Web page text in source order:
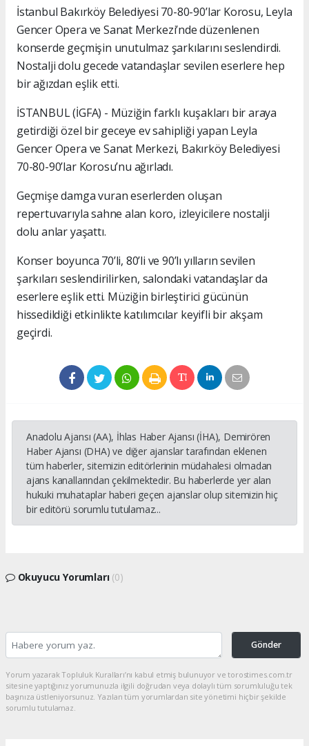
İstanbul Bakırköy Belediyesi 70-80-90’lar Korosu, Leyla
Gencer Opera ve Sanat Merkezi’nde düzenlenen
konserde geçmişin unutulmaz şarkılarını seslendirdi.
Nostalji dolu gecede vatandaşlar sevilen eserlere hep
bir ağızdan eşlik etti.
İSTANBUL (İGFA) - Müziğin farklı kuşakları bir araya
getirdiği özel bir geceye ev sahipliği yapan Leyla
Gencer Opera ve Sanat Merkezi, Bakırköy Belediyesi
70-80-90’lar Korosu’nu ağırladı.
Geçmişe damga vuran eserlerden oluşan
repertuvarıyla sahne alan koro, izleyicilere nostalji
dolu anlar yaşattı.
Konser boyunca 70’li, 80’li ve 90’lı yılların sevilen
şarkıları seslendirilirken, salondaki vatandaşlar da
eserlere eşlik etti. Müziğin birleştirici gücünün
hissedildiği etkinlikte katılımcılar keyifli bir akşam
geçirdi.
Anadolu Ajansı (AA), İhlas Haber Ajansı (İHA), Demirören
Haber Ajansı (DHA) ve diğer ajanslar tarafından eklenen
tüm haberler, sitemizin editörlerinin müdahalesi olmadan
ajans kanallarından çekilmektedir. Bu haberlerde yer alan
hukuki muhataplar haberi geçen ajanslar olup sitemizin hiç
bir editörü sorumlu tutulamaz...
Okuyucu Yorumları (0)
Gönder
Yorum yazarak Topluluk Kuralları’nı kabul etmiş bulunuyor ve torostimes.com.tr
sitesine yaptığınız yorumunuzla ilgili doğrudan veya dolaylı tüm sorumluluğu tek
başınıza üstleniyorsunuz. Yazılan tüm yorumlardan site yönetimi hiçbir şekilde
sorumlu tutulamaz.